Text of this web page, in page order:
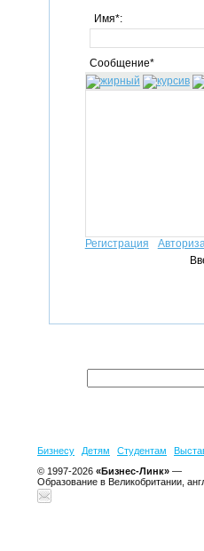
Имя*:
Сообщение*
Регистрация
Бизнесу Детям Студентам
© 1997-2026 «Бизнес-Линк» —
Образование в Великобритании,